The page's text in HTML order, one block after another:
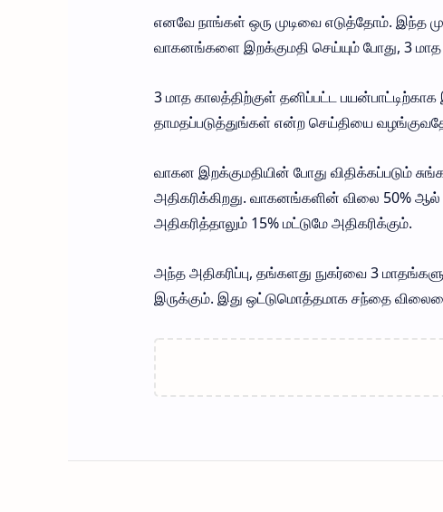
எனவே நாங்கள் ஒரு முடிவை எடுத்தோம். இந்த
வாகனங்களை இறக்குமதி செய்யும் போது, ​​3
3 மாத காலத்திற்குள் தனிப்பட்ட
தாமதப்படுத்துங்கள் என்ற செய்தியை
வாகன இறக்குமதியின் போது விதிக்கப்படும்
அதிகரிக்கிறது. வாகனங்களின் விலை 50% ஆல்
அதிகரித்தாலும் 15% மட்டுமே அதிகரிக்கும்.
அந்த அதிகரிப்பு, தங்களது நுகர்வை 3
இருக்கும். இது ஒட்டுமொத்தமாக சந்தை